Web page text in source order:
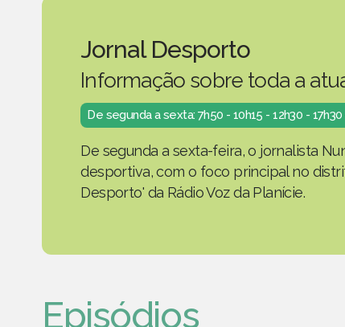
Jornal Desporto
Informação sobre toda a
De segunda a sexta: 7h50 - 10h15 - 12h30 - 17h30
De segunda a sexta-feira, o jornalista
desportiva, com o foco principal no
Desporto' da Rádio Voz da Planície.
Episódios